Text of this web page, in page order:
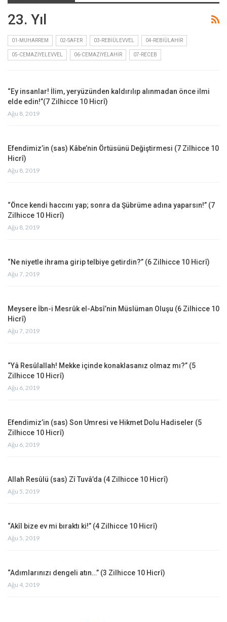
23. Yıl
01-MUHARREM 02-SAFER 03-REBIÜLEVVEL 04-REBIÜLAHIR
05-CEMAZIYELEVVEL 06-CEMAZIYELAHIR 07-RECEB
“Ey insanlar! İlim, yeryüzünden kaldırılıp alınmadan önce ilmi
elde edin!”(7 Zilhicce 10 Hicrî)
Ağu 8, 2019
Efendimiz’in (sas) Kâbe’nin Örtüsünü Değiştirmesi (7 Zilhicce 10
Hicrî)
Ağu 8, 2019
“Önce kendi haccını yap; sonra da Şübrüme adına yaparsın!” (7
Zilhicce 10 Hicrî)
Ağu 8, 2019
“Ne niyetle ihrama girip telbiye getirdin?” (6 Zilhicce 10 Hicrî)
Ağu 7, 2019
Meysere İbn-i Mesrûk el-Absî’nin Müslüman Oluşu (6 Zilhicce 10
Hicrî)
Ağu 7, 2019
“Yâ Resûlallah! Mekke içinde konaklasanız olmaz mı?” (5
Zilhicce 10 Hicrî)
Ağu 6, 2019
Efendimiz’in (sas) Son Umresi ve Hikmet Dolu Hadiseler (5
Zilhicce 10 Hicrî)
Ağu 6, 2019
Allah Resûlü (sas) Zî Tuvâ’da (4 Zilhicce 10 Hicrî)
Ağu 5, 2019
“Akîl bize ev mi bıraktı ki!” (4 Zilhicce 10 Hicrî)
Ağu 5, 2019
“Adımlarınızı dengeli atın…” (3 Zilhicce 10 Hicrî)
Ağu 4, 2019